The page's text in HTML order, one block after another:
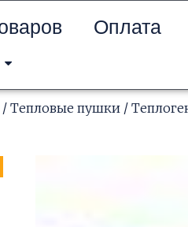
Оплата
/ Тепловые пушки /